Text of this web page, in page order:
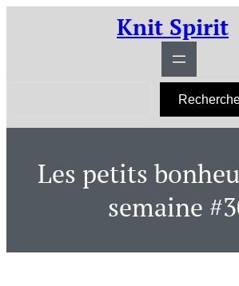
Knit Spirit
h
Les petits
semaine